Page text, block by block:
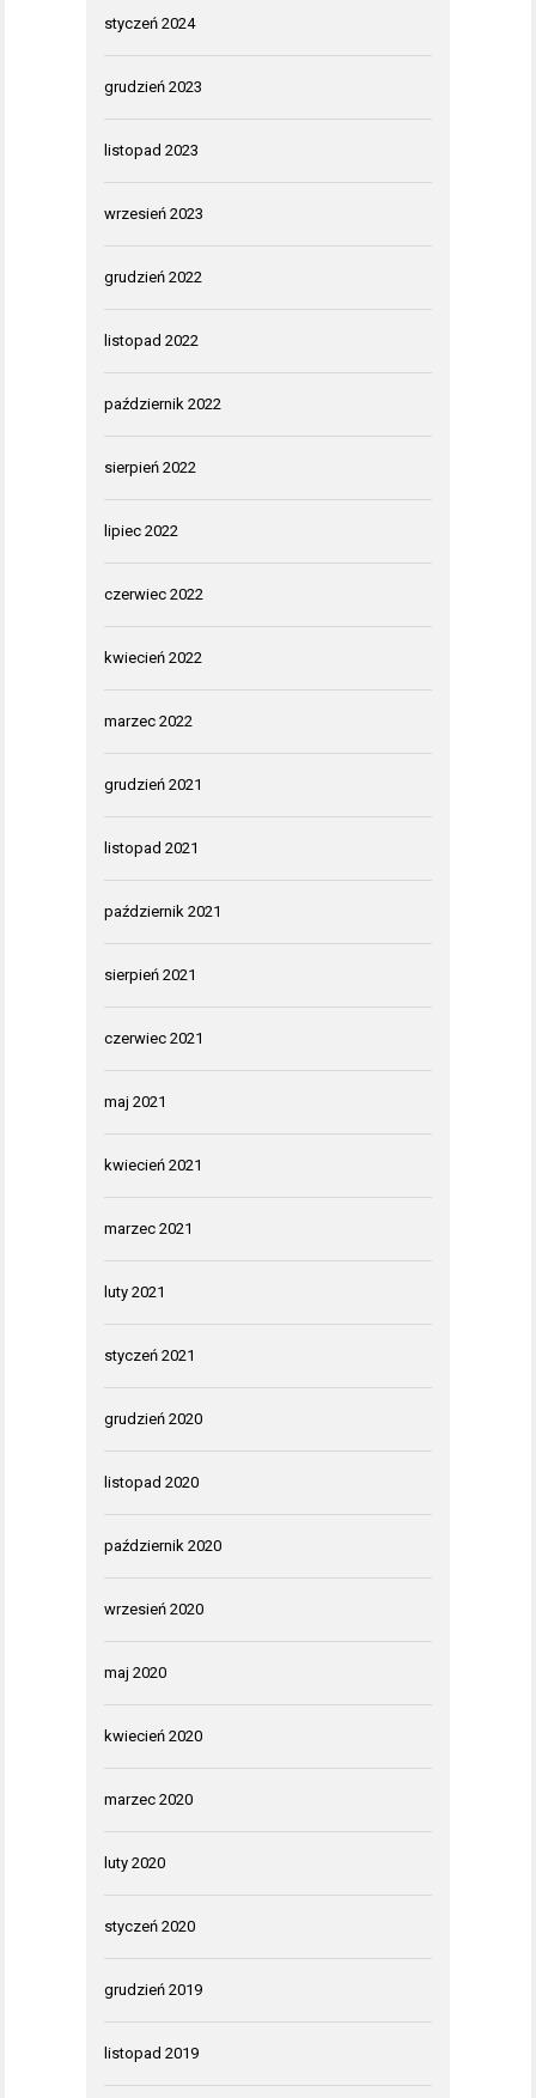
styczeń 2024
grudzień 2023
listopad 2023
wrzesień 2023
grudzień 2022
listopad 2022
październik 2022
sierpień 2022
lipiec 2022
czerwiec 2022
kwiecień 2022
marzec 2022
grudzień 2021
listopad 2021
październik 2021
sierpień 2021
czerwiec 2021
maj 2021
kwiecień 2021
marzec 2021
luty 2021
styczeń 2021
grudzień 2020
listopad 2020
październik 2020
wrzesień 2020
maj 2020
kwiecień 2020
marzec 2020
luty 2020
styczeń 2020
grudzień 2019
listopad 2019